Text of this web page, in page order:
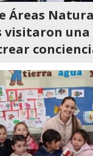
Áreas
visitaron una